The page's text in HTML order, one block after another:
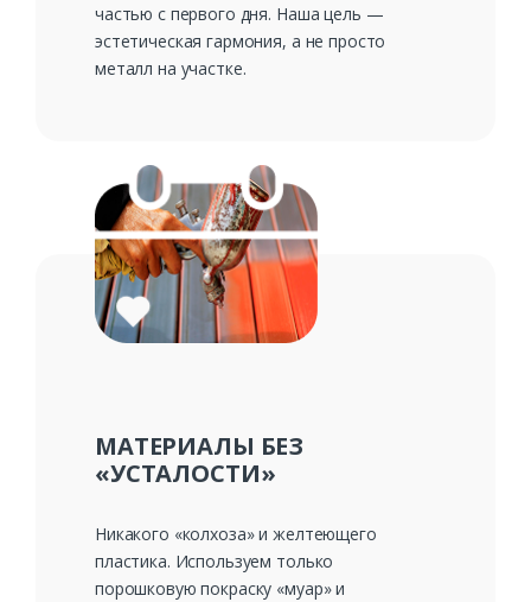
частью с первого дня. Наша цель —
эстетическая гармония, а не просто
металл на участке.
МАТЕРИАЛЫ БЕЗ
«УСТАЛОСТИ»
Никакого «колхоза» и желтеющего
пластика. Используем только
порошковую покраску «муар» и